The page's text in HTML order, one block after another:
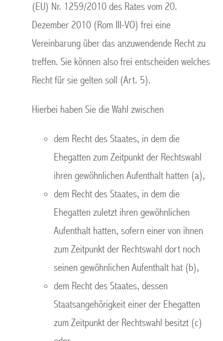
(EU) Nr. 1259/2010 des Rates vom 20.
Dezember 2010 (Rom III-VO) frei eine
Vereinbarung über das anzuwendende Recht zu
treffen. Sie können also frei entscheiden welches
Recht für sie gelten soll (Art. 5).
Hierbei haben Sie die Wahl zwischen
dem Recht des Staates, in dem die
Ehegatten zum Zeitpunkt der Rechtswahl
ihren gewöhnlichen Aufenthalt hatten (a),
dem Recht des Staates, in dem die
Ehegatten zuletzt ihren gewöhnlichen
Aufenthalt hatten, sofern einer von ihnen
zum Zeitpunkt der Rechtswahl dort noch
seinen gewöhnlichen Aufenthalt hat (b),
dem Recht des Staates, dessen
Staatsangehörigkeit einer der Ehegatten
zum Zeitpunkt der Rechtswahl besitzt (c)